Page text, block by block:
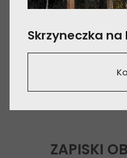
Skrzyneczka na
ZAPISKI